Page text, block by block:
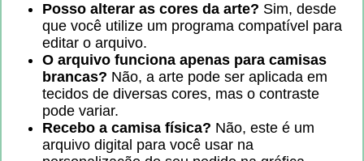
Posso alterar as cores da arte? Sim, desde
que você utilize um programa compatível para
editar o arquivo.
O arquivo funciona apenas para camisas
brancas? Não, a arte pode ser aplicada em
tecidos de diversas cores, mas o contraste
pode variar.
Recebo a camisa física? Não, este é um
arquivo digital para você usar na